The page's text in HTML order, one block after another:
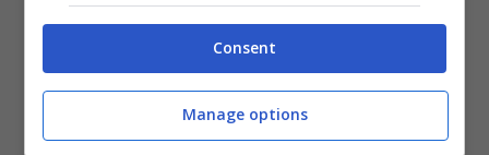
del 1981 ad Oviedo, nelle Asturie, luogo
che ha reso famoso in tutto il mondo per le
sue imprese in pista.
Consent
Manage options